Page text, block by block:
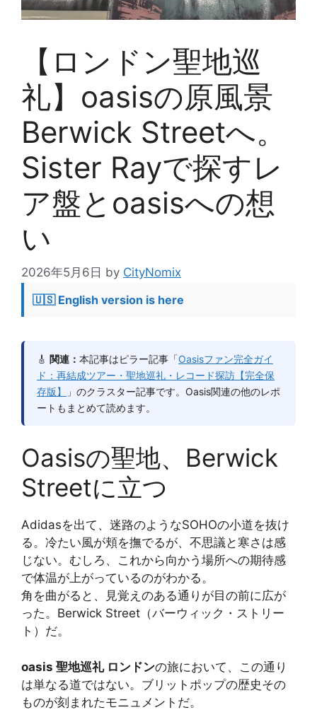
【ロンドン聖地巡
礼】oasisの原風景
Berwick Streetへ。
Sister Rayで探すレ
ア盤とoasisへの想
い
2026年5月6日 by CityNomix
🇺🇸 English version is here
🎸 関連： 本記事はピラー記事「Oasisファン完全ガイ
ド：再結成ツアー・聖地巡礼・レコード探訪【完全保
存版】
」のクラスター記事です。Oasis関連の他のレポ
ートもまとめて読めます。
Oasisの聖地、Berwick
Streetに立つ
Adidasを出て、迷路のようなSOHOの小道を抜け
る。冷たい風が頬を撫でるが、不思議と寒さは感
じない。むしろ、これから向かう場所への期待感
で体温が上がっているのがわかる。
角を曲がると、見覚えのある通りが目の前に広が
った。Berwick Street（バーウィック・ストリー
ト）だ。
oasis 聖地巡礼 ロンドンの旅において、この通り
は単なる道ではない。ブリットポップの歴史その
ものが刻まれたモニュメントだ。